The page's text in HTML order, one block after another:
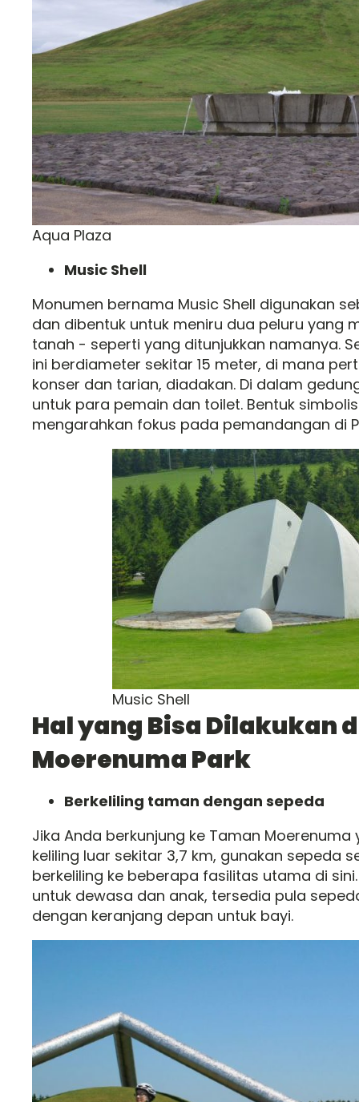
Aqua Plaza
Music Shell
Monumen bernama Music Shell digunakan
dan dibentuk untuk meniru dua peluru yang
tanah - seperti yang ditunjukkan namanya.
ini berdiameter sekitar 15 meter, di mana
konser dan tarian, diadakan. Di dalam
untuk para pemain dan toilet. Bentuk
mengarahkan fokus pada pemandangan di
Music Shell
Hal yang Bisa Dilakukan
Moerenuma Park
Berkeliling taman dengan sepeda
Jika Anda berkunjung ke Taman Moerenuma
keliling luar sekitar 3,7 km, gunakan sepeda
berkeliling ke beberapa fasilitas utama di
untuk dewasa dan anak, tersedia pula
dengan keranjang depan untuk bayi.